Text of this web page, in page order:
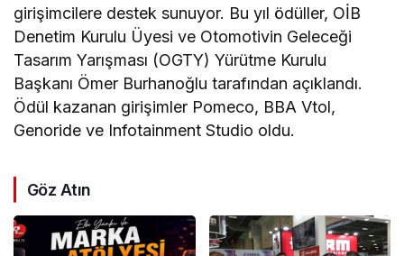
girişimcilere destek sunuyor. Bu yıl ödüller, OİB
Denetim Kurulu Üyesi ve Otomotivin Geleceği
Tasarım Yarışması (OGTY) Yürütme Kurulu
Başkanı Ömer Burhanoğlu tarafından açıklandı.
Ödül kazanan girişimler Pomeco, BBA Vtol,
Genoride ve Infotainment Studio oldu.
Göz Atın